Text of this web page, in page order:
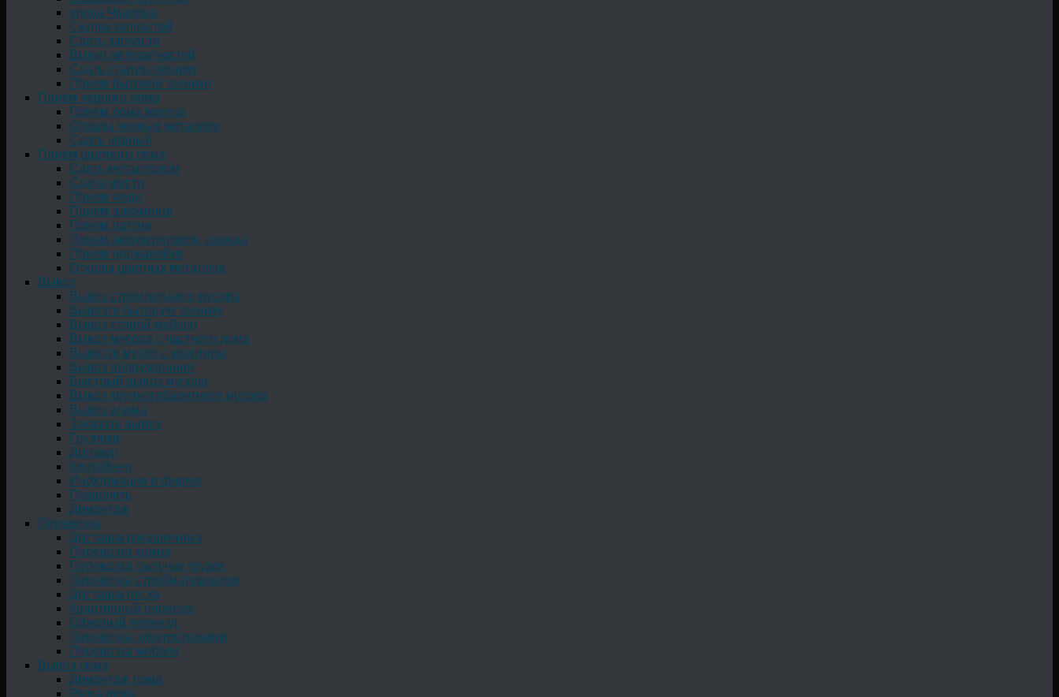
улица Чкалова
Скупка запчастей
Сдать запчасти
Выкуп автозапчастей
Сдать старую технику
Прием бытовой техники
Прием черного лома
Приём лома железа
Отходы черных металлов
Сдать чёрный
Прием цветного лома
Сдать металлолом
Сдача жести
Прием меди
Прием алюминия
Прием латуни
Прием аккумуляторов, свинца
Прием нержавейки
Отходы цветных металлов
Вывоз
Вывоз строительного мусора
Вывезти бытовую технику
Вывоз старой мебели
Вывоз мусора с частного дома
Вывезти мусор с квартиры
Вывоз оборудования
Быстрый вывоз мусора
Вывоз крупногабаритного мусора
Вывоз хлама
Заказать вывоз
Грузчики
Договор
Контейнер
Информация о фирме
Позвонить
Демонтаж
Перевозка
Доставка ракушечника
Перевозка камня
Перевозка сыпучих грузов
Перевозка стройматериалов
Доставка песка
Квартирный переезд
Офисный переезд
Перевозка электротехники
Перевозка мебели
Вывоз лома
Демонтаж лома
Резка лома